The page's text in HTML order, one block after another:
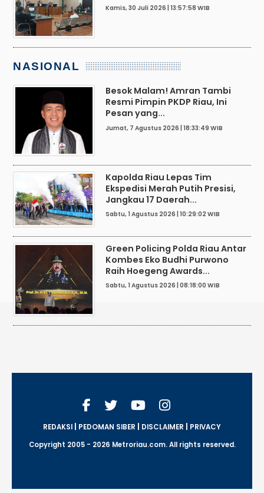
Kamis, 30 Juli 2026 | 13:57:58 WIB
NASIONAL
Besok Malam! Amran Tambi
Resmi Pimpin PKDP Riau, Ini
Pesan yang...
Jumat, 7 Agustus 2026 | 18:33:49 WIB
Kapolda Riau Lepas Tim
Ekspedisi Merah Putih Presisi,
Jangkau 17 Daerah...
Sabtu, 1 Agustus 2026 | 10:29:02 WIB
Green Policing Polda Riau Antar
Kombes Eko Budhi Purwono
Raih Hoegeng Awards...
Sabtu, 1 Agustus 2026 | 08:18:00 WIB
REDAKSI | PEDOMAN SIBER | DISCLAIMER | PRIVACY
Copyright 2005 - 2026 Metroriau.com. All rights reserved.